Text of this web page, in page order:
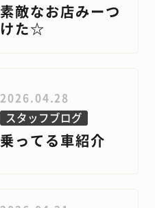
素敵なお店みーつ
けた☆
2026.04.28
スタッフブログ
乗ってる車紹介